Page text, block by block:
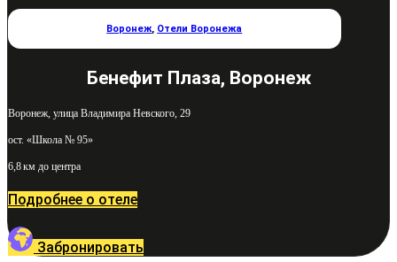
Воронеж, Отели Воронежа
Бенефит Плаза, Воронеж
Воронеж, улица Владимира Невского, 29
ост. «Школа № 95»
6,8 км до центра
Подробнее о отеле
Забронировать